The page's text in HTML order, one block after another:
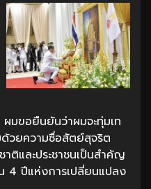
มขอยืนยันว่าผมจะทุ่มเท
วยความซื่อสัตย์สุจริต
ติและประชาชนเป็นสำคัญ
4 ปีแห่งการเปลี่ยนแปลง